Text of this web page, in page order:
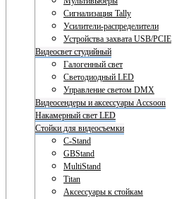
Сигнализация Tally
Усилители-распределители
Устройства захвата USB/PCIE
Видеосвет студийный
Галогенный свет
Светодиодный LED
Управление светом DMX
Видеосендеры и аксессуары Accsoon
Накамерный свет LED
Стойки для видеосъемки
C-Stand
GBStand
MultiStand
Titan
Аксессуары к стойкам